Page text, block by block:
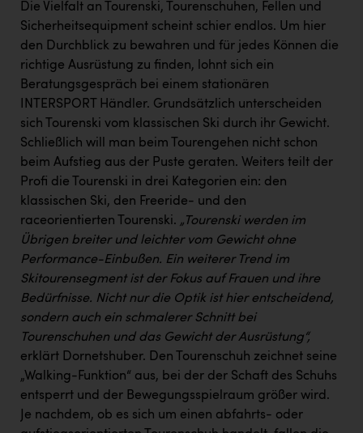
z.l.ö.
Österreichisches Hebammengremium
Wirtschaftskammer OÖ Energiehandel
Dopgas
kunden basics
Die Vielfalt an Tourenski, Tourenschuhen, Fellen und
Sicherheitsequipment scheint schier endlos. Um hier
den Durchblick zu bewahren und für jedes Können die
richtige Ausrüstung zu finden, lohnt sich ein
Beratungsgespräch bei einem stationären
INTERSPORT Händler. Grundsätzlich unterscheiden
sich Tourenski vom klassischen Ski durch ihr Gewicht.
Schließlich will man beim Tourengehen nicht schon
beim Aufstieg aus der Puste geraten. Weiters teilt der
Profi die Tourenski in drei Kategorien ein: den
klassischen Ski, den Freeride- und den
raceorientierten Tourenski. „Tourenski werden im
Übrigen breiter und leichter vom Gewicht ohne
Performance-Einbußen. Ein weiterer Trend im
Skitourensegment ist der Fokus auf Frauen und ihre
Bedürfnisse. Nicht nur die Optik ist hier entscheidend,
sondern auch ein schmalerer Schnitt bei
Tourenschuhen und das Gewicht der Ausrüstung“,
erklärt Dornetshuber. Den Tourenschuh zeichnet seine
„Walking-Funktion“ aus, bei der der Schaft des Schuhs
entsperrt und der Bewegungsspielraum größer wird.
Je nachdem, ob es sich um einen abfahrts- oder